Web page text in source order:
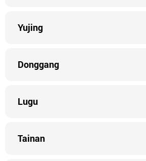
Yujing
Donggang
Lugu
Tainan